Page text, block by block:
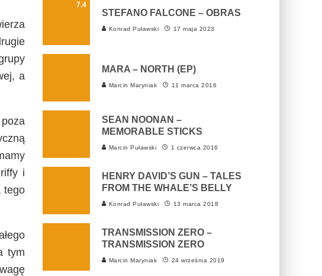
a
i
tego
tym
7.4
STEFANO FALCONE – OBRAS
Konrad Puławski 17 maja 2023
MARA – NORTH (EP)
Marcin Maryniak 11 marca 2016
SEAN NOONAN –
MEMORABLE STICKS
Marcin Puławski 1 czerwca 2016
HENRY DAVID’S GUN – TALES
FROM THE WHALE’S BELLY
Konrad Puławski 13 marca 2018
TRANSMISSION ZERO –
TRANSMISSION ZERO
Marcin Maryniak 24 września 2019